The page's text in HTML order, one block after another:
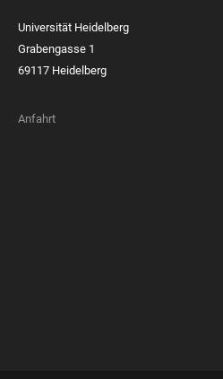
Universität Heidelberg
Grabengasse 1
69117 Heidelberg
Anfahrt